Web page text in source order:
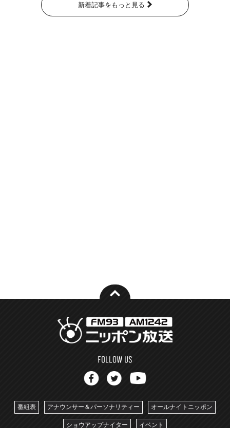
新着記事をもっと見る
番組表 アナウンサー＆パーソナリティー オールナイトニッポン
ショウアップナイター イベント